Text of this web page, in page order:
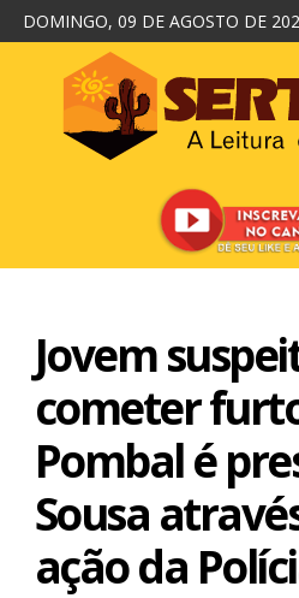
DOMINGO, 09 DE AGOSTO DE
Jovem
cometer
Pombal é
Sousa
ação da